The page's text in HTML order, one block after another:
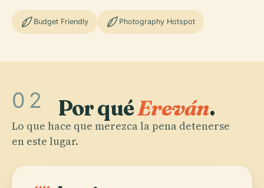
Budget Friendly Photography Hotspot
02 Por quéEreván.
Lo que hace que merezca la pena detenerse
en este lugar.